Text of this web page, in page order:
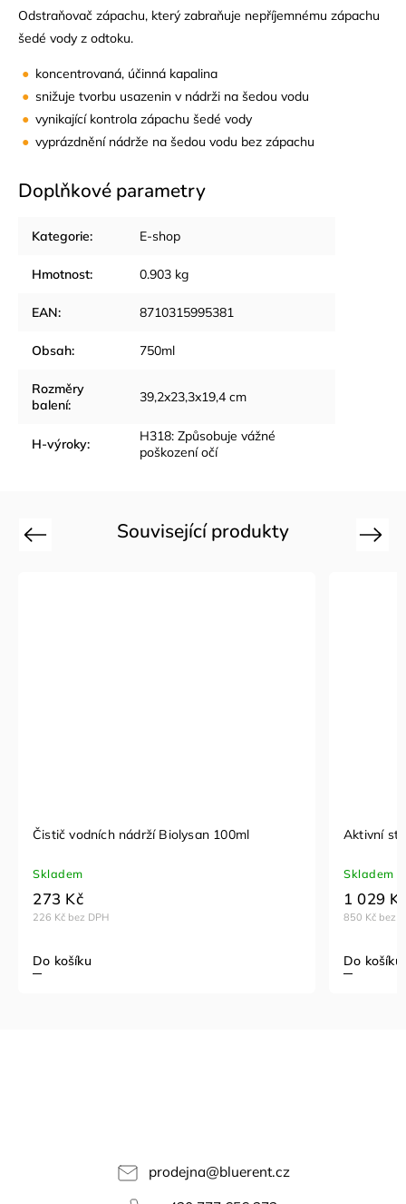
Odstraňovač zápachu, který zabraňuje nepříjemnému zápachu
šedé vody z odtoku.
koncentrovaná, účinná kapalina
snižuje tvorbu usazenin v nádrži na šedou vodu
vynikající kontrola zápachu šedé vody
vyprázdnění nádrže na šedou vodu bez zápachu
Doplňkové parametry
Kategorie: E-shop
Hmotnost: 0.903 kg
EAN: 8710315995381
Obsah: 750ml
Rozměry
balení: 39,2x23,3x19,4 cm
H-výroky:
H318: Způsobuje vážné
poškození očí
Související produkty
Previous
Čistič vodních nádrží Biolysan 100ml
Skladem
226 Kč bez DPH
273 Kč
Do košíku
Aktivní
Skladem
850 Kč bez
1 029
Do košíku
Next
prodejna@bluerent.cz